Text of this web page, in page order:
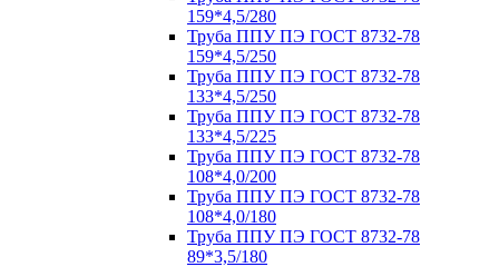
159*4,5/280
Труба ППУ ПЭ ГОСТ 8732-78
159*4,5/250
Труба ППУ ПЭ ГОСТ 8732-78
133*4,5/250
Труба ППУ ПЭ ГОСТ 8732-78
133*4,5/225
Труба ППУ ПЭ ГОСТ 8732-78
108*4,0/200
Труба ППУ ПЭ ГОСТ 8732-78
108*4,0/180
Труба ППУ ПЭ ГОСТ 8732-78
89*3,5/180